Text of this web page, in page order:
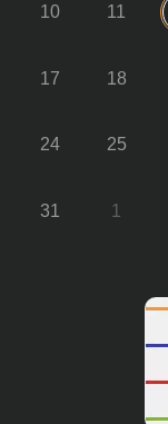
10 11
17 18
24 25
31 1